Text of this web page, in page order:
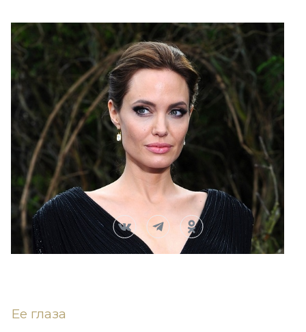
Ее глаза